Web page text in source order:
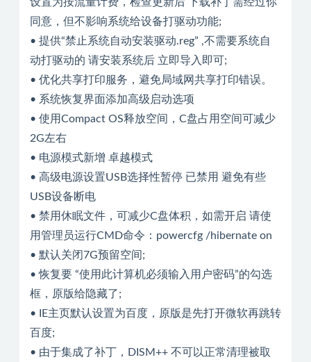
同意，但不影响系统给设备打驱动功能;
• 提供“禁止系统自动安装驱动.reg” ,不需要系统自
动打驱动的 请安装系统后 立即导入即可;
• 优化共享打印服务，避免局域网共享打印错误。
• 系统恢复界面添加高级启动选项
• 使用Compact OS释放空间，C盘占用空间可减少
2G左右
• 电源模式新增 卓越模式
• 高级电源设置USB选择性暂停 已禁用 避免有些
USB设备断电
• 禁用休眠文件，可减少C盘体积，如需开启 请使
用管理员运行CMD命令：powercfg /hibernate on
• 默认关闭7G预留空间;
• 恢复要 “使用此计算机必须输入用户密码”的勾选
框，原版给隐藏了;
• IE主页默认设置为百度，原版是先打开微软再跳转
百度;
• 由于集成了补丁，DISM++ 不可以正常清理被取